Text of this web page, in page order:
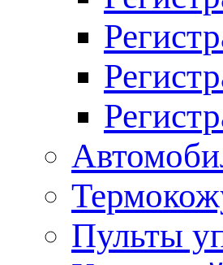
Пульты